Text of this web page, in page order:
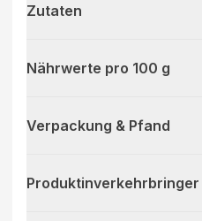
Zutaten
Nährwerte pro 100 g
Verpackung & Pfand
Produktinverkehrbringer